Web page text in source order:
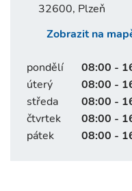
32600, Plzeň
Zobrazit na
pondělí 08:00 -
úterý
08:00 -
středa
08:00 -
čtvrtek
08:00 -
pátek
08:00 -